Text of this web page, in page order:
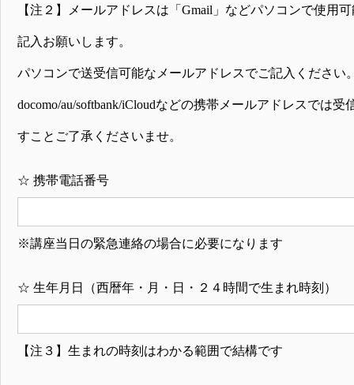
【注２】メールアドレスは「Gmail」などパソコンで使用
記入お願いします。
パソコンで送受信可能なメールアドレスでご記入ください
docomo/au/softbank/iCloudなどの携帯メールアドレスでは
すことご了承くださいませ。
☆ 携帯電話番号
※講座当日の緊急連絡の場合に必要になります
☆ 生年月日（西暦年・月・日・２４時間で生まれ時刻）
【注３】生まれの時刻はわかる範囲で結構です